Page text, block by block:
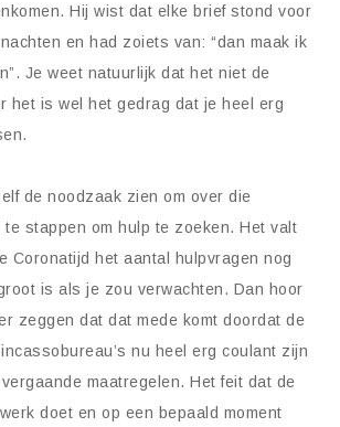
Hij wist dat elke brief stond voor
en had zoiets van: “dan maak ik
Je weet natuurlijk dat het niet de
het is wel het gedrag dat je heel erg
de noodzaak zien om over die
te stappen om hulp te zoeken. Het valt
Coronatijd het aantal hulpvragen nog
is als je zou verwachten. Dan hoor
zeggen dat dat mede komt doordat de
nu heel erg coulant zijn
maatregelen. Het feit dat de
doet en op een bepaald moment